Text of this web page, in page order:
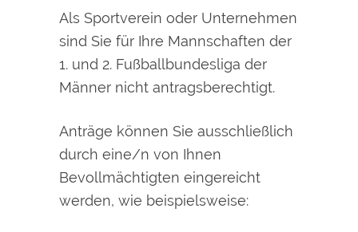
Als Sportverein oder Unternehmen
sind Sie für Ihre Mannschaften der
1. und 2. Fußballbundesliga der
Männer nicht antragsberechtigt.
Anträge können Sie ausschließlich
durch eine/n von Ihnen
Bevollmächtigten eingereicht
werden, wie beispielsweise: